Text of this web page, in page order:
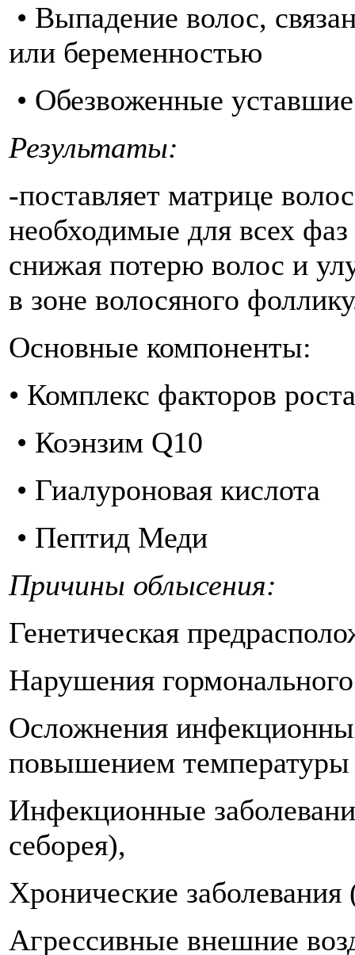
• Выпадение волос,
или беременностью
• Обезвоженные
Результаты:
-поставляет матрице
необходимые для всех
снижая потерю волос и
в зоне волосяного
Основные компоненты:
• Комплекс факторов роста
• Коэнзим Q10
• Гиалуроновая кислота
• Пептид Меди
Причины облысения:
Генетическая
Нарушения
Осложнения
повышением
Инфекционные
себорея),
Хронические заболевания
Агрессивные внешние